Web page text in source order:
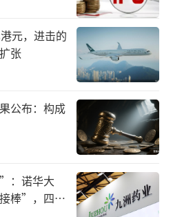
注公司业绩改善的持续
司上半年生产经营积极
培育战略客户，聚焦优质
，继续加大市场开拓力
。
科技是一家专业从事半
元，进击的
张
公布：构成
：诺华大
棒”，四大